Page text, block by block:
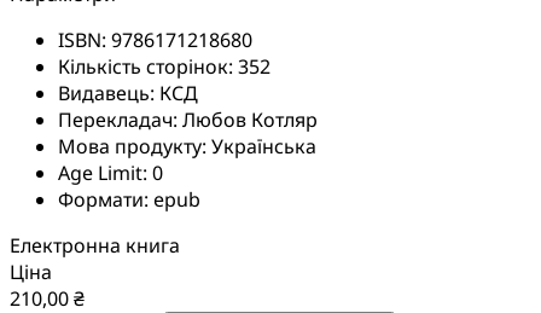
ISBN: 9786171218680
Кількість сторінок: 352
Видавець: КСД
Перекладач: Любов Котляр
Мова продукту: Українська
Age Limit: 0
Формати: epub
Електронна книга
Ціна
210,00 ₴